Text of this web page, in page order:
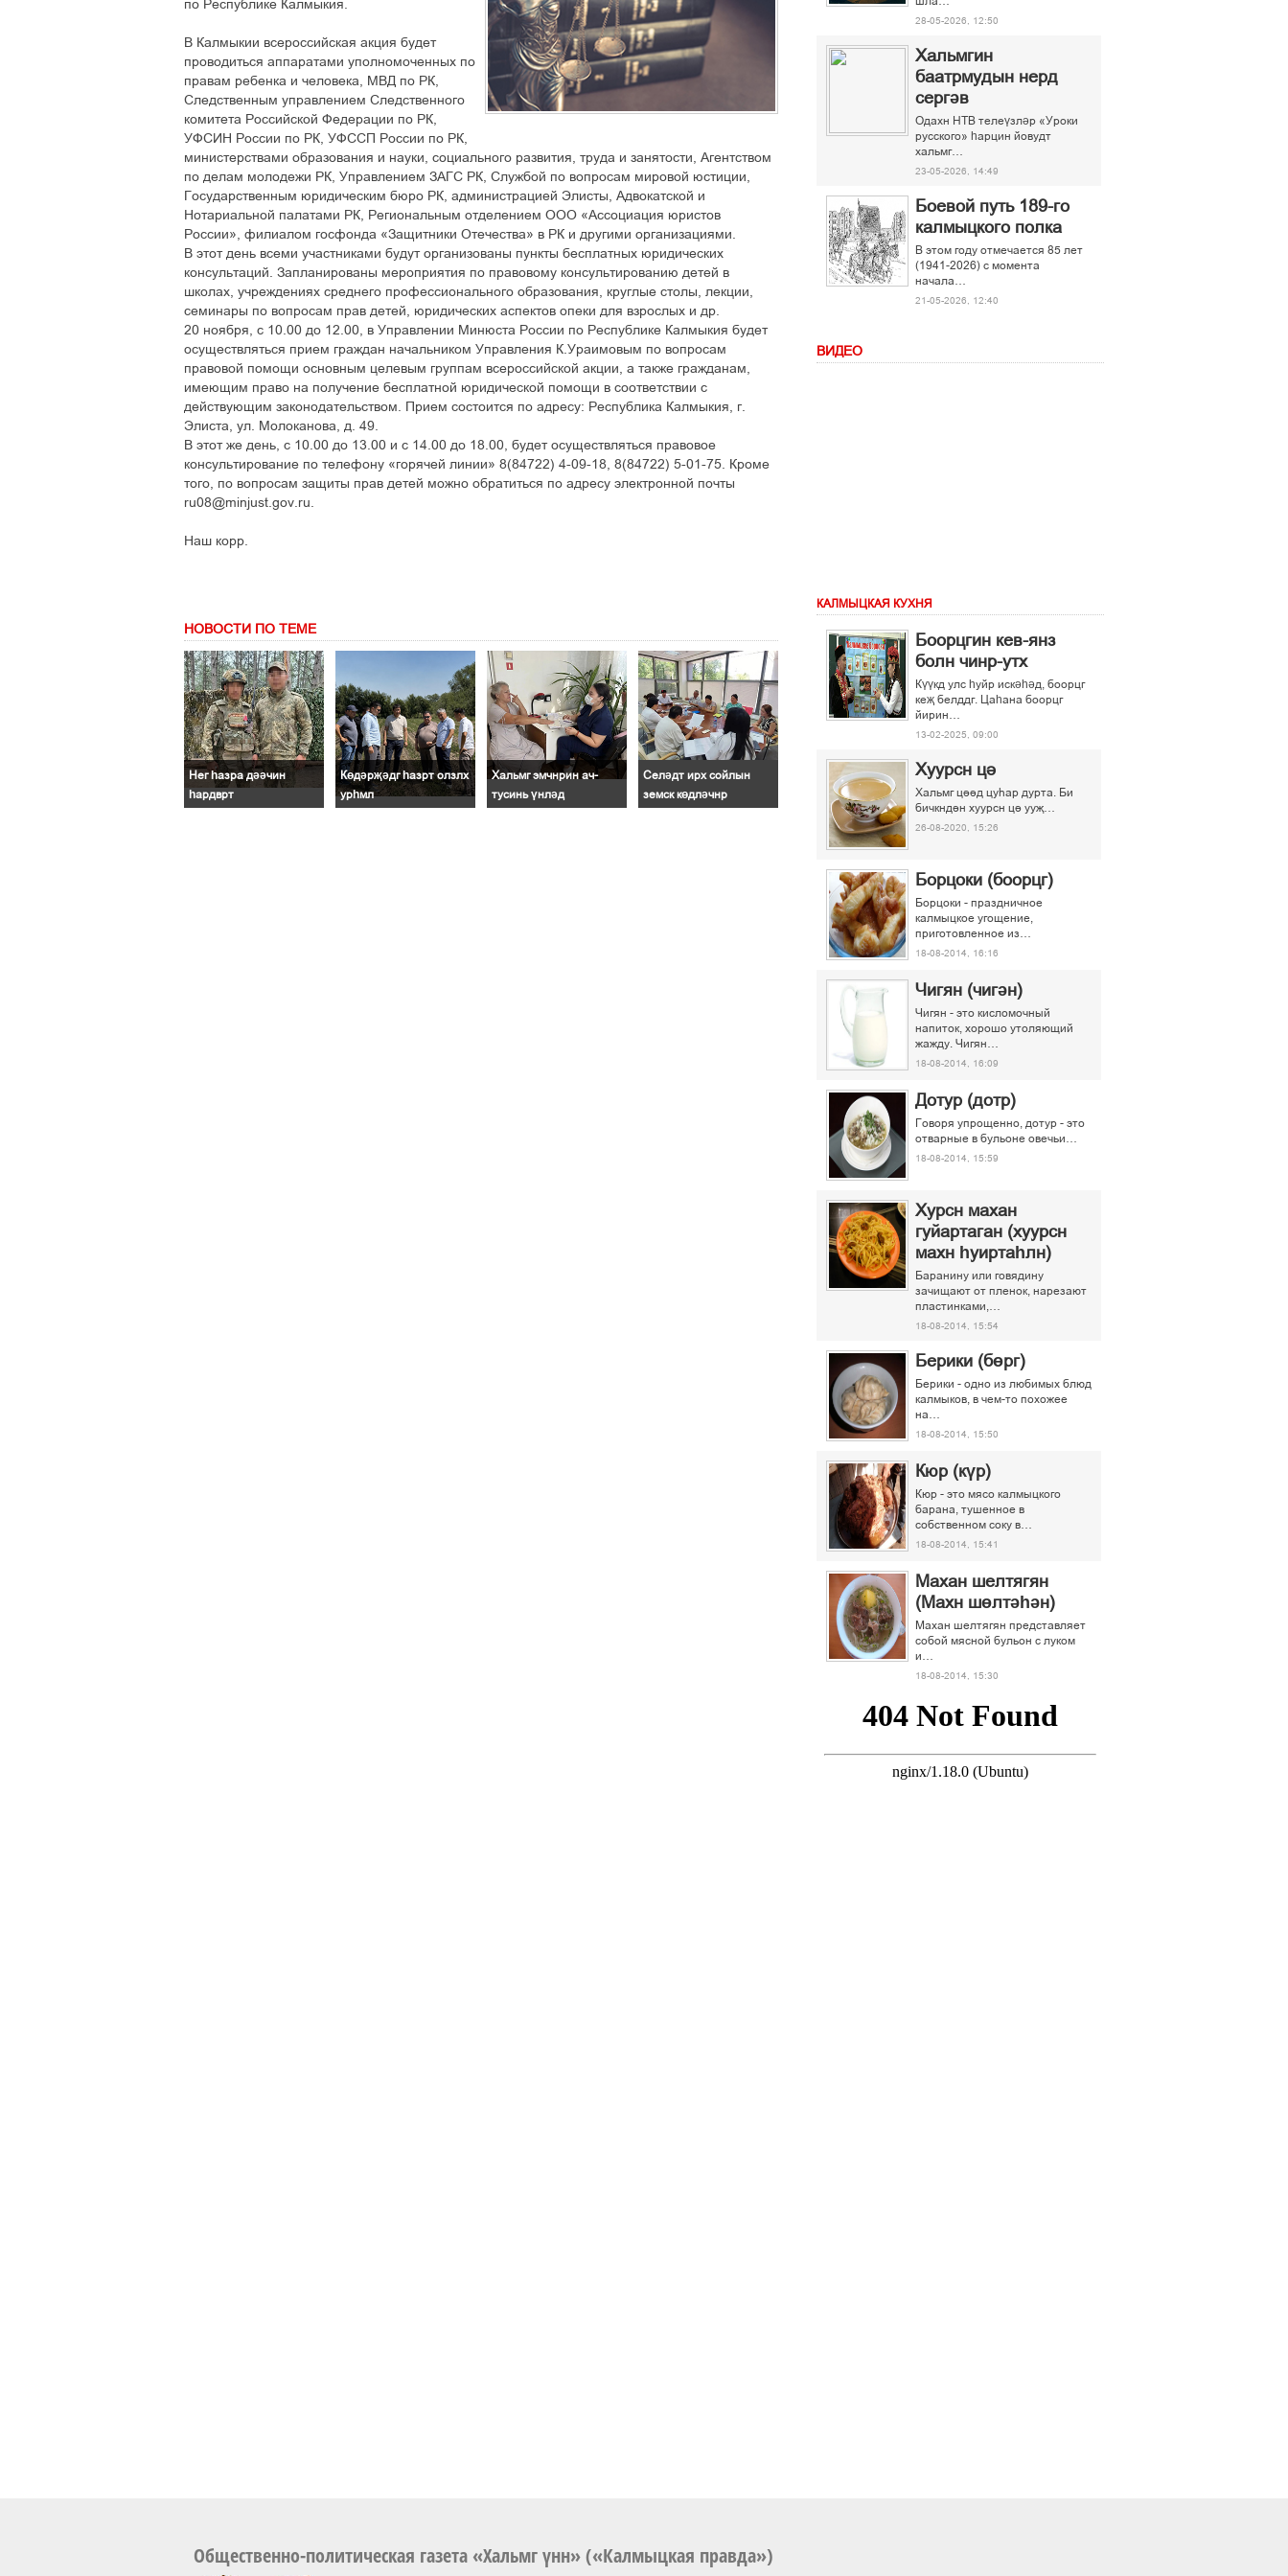
по Республике Калмыкия.
В Калмыкии всероссийская акция будет
проводиться аппаратами уполномоченных по
правам ребенка и человека, МВД по РК,
Следственным управлением Следственного
комитета Российской Федерации по РК,
УФСИН России по РК, УФССП России по РК,
министерствами образования и науки, социального развития, труда и занятости, Агентством
по делам молодежи РК, Управлением ЗАГС РК, Службой по вопросам мировой юстиции,
Государственным юридическим бюро РК, администрацией Элисты, Адвокатской и
Нотариальной палатами РК, Региональным отделением ООО «Ассоциация юристов
России», филиалом госфонда «Защитники Отечества» в РК и другими организациями.
В этот день всеми участниками будут организованы пункты бесплатных юридических
консультаций. Запланированы мероприятия по правовому консультированию детей в
школах, учреждениях среднего профессионального образования, круглые столы, лекции,
семинары по вопросам прав детей, юридических аспектов опеки для взрослых и др.
20 ноября, с 10.00 до 12.00, в Управлении Минюста России по Республике Калмыкия будет
осуществляться прием граждан начальником Управления К.Ураимовым по вопросам
правовой помощи основным целевым группам всероссийской акции, а также гражданам,
имеющим право на получение бесплатной юридической помощи в соответствии с
действующим законодательством. Прием состоится по адресу: Республика Калмыкия, г.
Элиста, ул. Молоканова, д. 49.
В этот же день, с 10.00 до 13.00 и с 14.00 до 18.00, будет осуществляться правовое
консультирование по телефону «горячей линии» 8(84722) 4-09-18, 8(84722) 5-01-75. Кроме
того, по вопросам защиты прав детей можно обратиться по адресу электронной почты
ru08@minjust.gov.ru.
Наш корр.
НОВОСТИ ПО ТЕМЕ
Нег һазра дәәчин
һардврт
Көдәрҗәдг һазрт олзлх
урһмл
Хальмг эмчнрин ач-
тусинь үнләд
Селәдт ирх сойлын
земск көдләчнр
28-05-2026, 12:50
Хальмгин
баатрмудын нерд
сергәв
Одахн НТВ телеүзләр «Уроки
русского» һарцин йовудт
хальмг…
23-05-2026, 14:49
Боевой путь 189-го
калмыцкого полка
В этом году отмечается 85 лет
(1941-2026) с момента
начала…
21-05-2026, 12:40
ВИДЕО
КАЛМЫЦКАЯ КУХНЯ
Боорцгин кев-янз
болн чинр-утх
Күүкд улс һуйр искәһәд, боорцг
кеҗ белддг. Цаһана боорцг
йирин…
13-02-2025, 09:00
Хуурсн ці
Хальмг ціід цуєар дурта. Би
бичкндін хуурсн ці ууљ…
26-08-2020, 15:26
Борцоки (боорцг)
Борцоки - праздничное
калмыцкое угощение,
приготовленное из…
18-08-2014, 16:16
Чигян (чигән)
Чигян - это кисломочный
напиток, хорошо утоляющий
жажду. Чигян…
18-08-2014, 16:09
Дотур (дотр)
Говоря упрощенно, дотур - это
отварные в бульоне овечьи…
18-08-2014, 15:59
Хурсн махан
гуйартаган (хуурсн
махн һуиртаһлн)
Баранину или говядину
зачищают от пленок, нарезают
пластинками,…
18-08-2014, 15:54
Берики (бөрг)
Берики - одно из любимых блюд
калмыков, в чем-то похожее
на…
18-08-2014, 15:50
Кюр (күр)
Кюр - это мясо калмыцкого
барана, тушенное в
собственном соку в…
18-08-2014, 15:41
Махан шелтягян
(Махн шөлтәһән)
Махан шелтягян представляет
собой мясной бульон с луком
и…
18-08-2014, 15:30
Общественно-политическая газета «Хальмг үнн» («Калмыцкая правда»)